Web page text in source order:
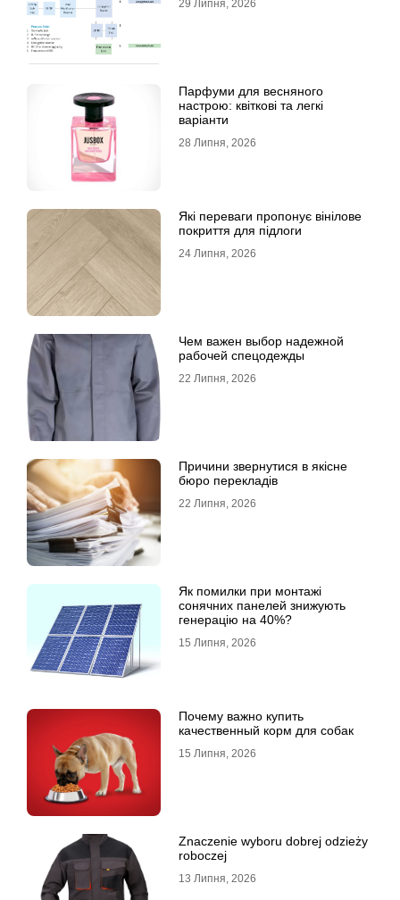
29 Липня, 2026
Парфуми для весняного
настрою: квіткові та легкі
варіанти
28 Липня, 2026
Які переваги пропонує вінілове
покриття для підлоги
24 Липня, 2026
Чем важен выбор надежной
рабочей спецодежды
22 Липня, 2026
Причини звернутися в якісне
бюро перекладів
22 Липня, 2026
Як помилки при монтажі
сонячних панелей знижують
генерацію на 40%?
15 Липня, 2026
Почему важно купить
качественный корм для собак
15 Липня, 2026
Znaczenie wyboru dobrej odzieży
roboczej
13 Липня, 2026